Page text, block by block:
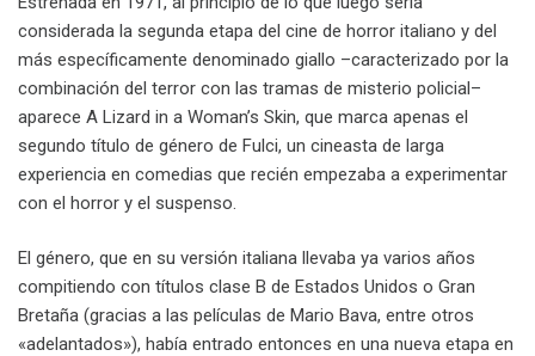
considerada la segunda etapa del cine de horror italiano y del
más específicamente denominado giallo –caracterizado por la
combinación del terror con las tramas de misterio policial–
aparece A Lizard in a Woman’s Skin, que marca apenas el
segundo título de género de Fulci, un cineasta de larga
experiencia en comedias que recién empezaba a experimentar
con el horror y el suspenso.
El género, que en su versión italiana llevaba ya varios años
compitiendo con títulos clase B de Estados Unidos o Gran
Bretaña (gracias a las películas de Mario Bava, entre otros
«adelantados»), había entrado entonces en una nueva etapa en